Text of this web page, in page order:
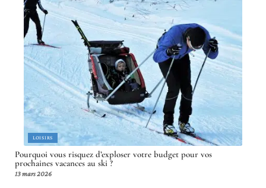
LOISIRS
Pourquoi vous risquez d’exploser votre budget pour vos
prochaines vacances au ski ?
13 mars 2026